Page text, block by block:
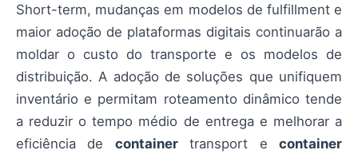
Short-term, mudanças em modelos de fulfillment e
maior adoção de plataformas digitais continuarão a
moldar o custo do transporte e os modelos de
distribuição. A adoção de soluções que unifiquem
inventário e permitam roteamento dinâmico tende
a reduzir o tempo médio de entrega e melhorar a
eficiência de containertransport econtainer